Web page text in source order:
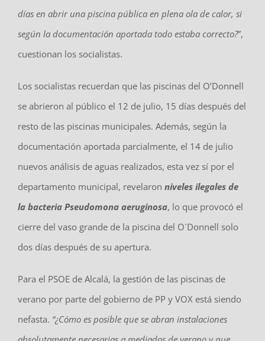
días en abrir una piscina pública en plena ola de calor, si
según la documentación aportada todo estaba correcto?”,
cuestionan los socialistas.
Los socialistas recuerdan que las piscinas del O’Donnell
se abrieron al público el 12 de julio, 15 días después del
resto de las piscinas municipales. Además, según la
documentación aportada parcialmente, el 14 de julio
nuevos análisis de aguas realizados, esta vez sí por el
departamento municipal, revelaron niveles ilegales de
la bacteria Pseudomona aeruginosa, lo que provocó el
cierre del vaso grande de la piscina del O´Donnell solo
dos días después de su apertura.
Para el PSOE de Alcalá, la gestión de las piscinas de
verano por parte del gobierno de PP y VOX está siendo
nefasta. “¿Cómo es posible que se abran instalaciones